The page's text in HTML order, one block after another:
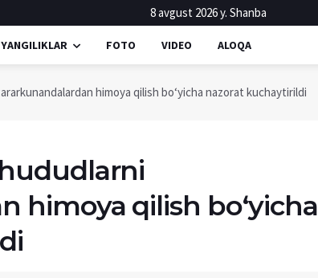
8 avgust 2026 y. Shanba
YANGILIKLAR FOTO VIDEO ALOQA
himoya qilish bo‘yicha nazorat kuchaytirildi
himoya qilish bo‘yicha